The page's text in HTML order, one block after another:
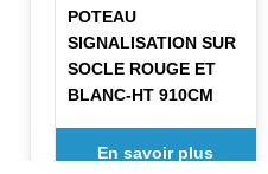
POTEAU
SIGNALISATION SUR
SOCLE ROUGE ET
BLANC-HT 910CM
En savoir plus